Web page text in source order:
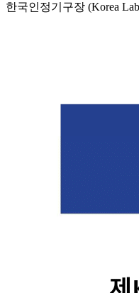
한국인정기구장 (Korea